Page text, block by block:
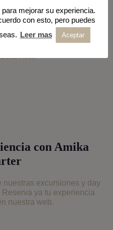
NOW
excursions and day charter
now.
con Amika
excursiones y day
ya tu experiencia
nuestra web.
mejorar su experiencia.
con esto, pero puedes
Leer mas Aceptar